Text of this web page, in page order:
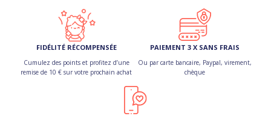
FIDÉLITÉ RÉCOMPENSÉE
Cumulez des points et profitez d’une
remise de 10 € sur votre prochain achat
PAIEMENT 3 X SANS FRAIS
Ou par carte bancaire, Paypal, virement,
chèque